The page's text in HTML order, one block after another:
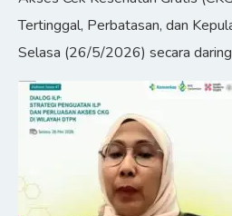
Tertinggal, Perbatasan, dan
Selasa (26/5/2026) secara